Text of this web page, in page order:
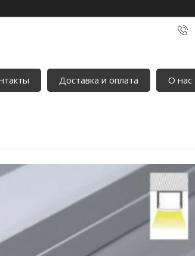
Доставка и оплата О нас